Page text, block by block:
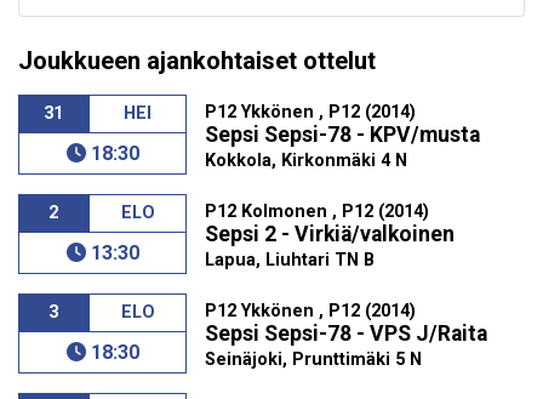
Joukkueen ajankohtaiset ottelut
31 HEI
18:30
P12 Ykkönen , P12 (2014)
Sepsi Sepsi-78 - KPV/musta
Kokkola, Kirkonmäki 4 N
2 ELO
13:30
P12 Kolmonen , P12 (2014)
Sepsi 2 - Virkiä/valkoinen
Lapua, Liuhtari TN B
3 ELO
18:30
P12 Ykkönen , P12 (2014)
Sepsi Sepsi-78 - VPS J/Raita
Seinäjoki, Prunttimäki 5 N